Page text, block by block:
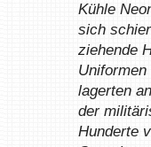
Kühle
sich
ziehende
lagerten
der
Hunderte